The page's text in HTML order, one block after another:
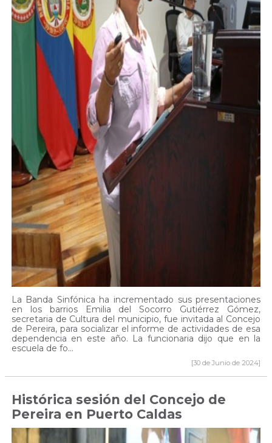
La Banda Sinfónica ha incrementado sus presentaciones
en los barrios Emilia del Socorro Gutiérrez Gómez,
secretaria de Cultura del municipio, fue invitada al Concejo
de Pereira, para socializar el informe de actividades de esa
dependencia en este año. La funcionaria dijo que en la
escuela de fo...
[30 de Junio de 2024]
Histórica sesión del Concejo de
Pereira en Puerto Caldas